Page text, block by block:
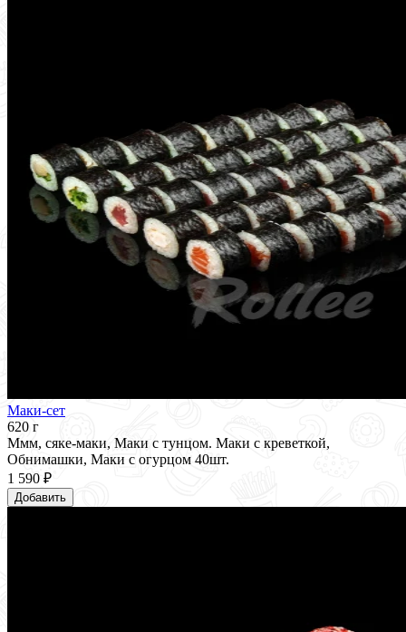
Маки-сет
620 г
Ммм, сяке-маки, Маки с тунцом. Маки с креветкой,
Обнимашки, Маки с огурцом 40шт.
1 590 ₽
Добавить